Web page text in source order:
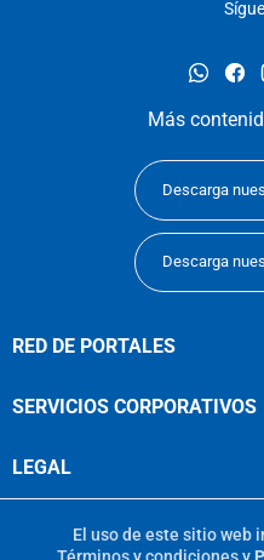
Más
Descarga
Descarga
RED DE PORTALES
SERVICIOS CORPORATIVOS
LEGAL
El uso de este sitio web